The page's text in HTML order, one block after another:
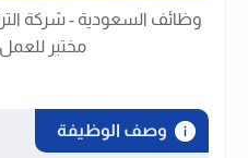
وظائف السعودية - شركة
مختبر
وصف الوظيفة